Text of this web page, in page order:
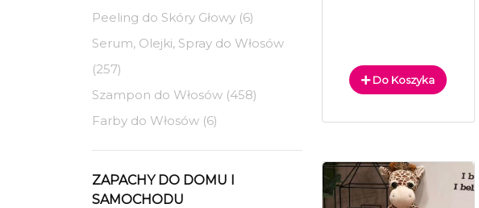
Peeling do Skóry Głowy (6)
Serum, Olejki, Spray do Włosów
(257)
Szampon do Włosów (458)
Farby do Włosów (6)
ZAPACHY DO DOMU I
SAMOCHODU
Do Koszyka